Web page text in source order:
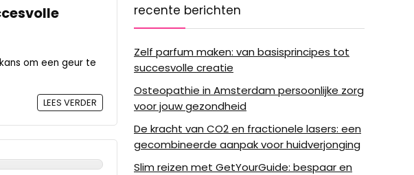
om een geur te
LEES VERDER
recente berichten
Zelf parfum maken: van basisprincipes tot
succesvolle creatie
Osteopathie in Amsterdam persoonlijke zorg
voor jouw gezondheid
De kracht van CO2 en fractionele lasers: een
gecombineerde aanpak voor huidverjonging
Slim reizen met GetYourGuide: bespaar en